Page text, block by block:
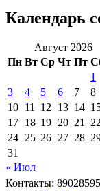
Календарь
Август 2026
Пн Вт Ср Чт Пт
1
3
4 5 6 7 8
10 11 12 13 14
17 18 19 20 21 22
24 25 26 27 28
31
« Июл
Контакты: